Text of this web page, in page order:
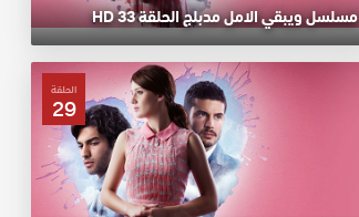
مسلسل ويبقي الامل مدبلج الحلقة 33 HD
الحلقة
29